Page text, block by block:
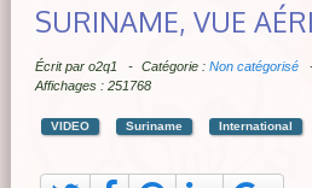
SURINAME, VUE
Écrit par o2q1 Catégorie : Non catégorisé
Affichages : 251768
VIDEO Suriname International